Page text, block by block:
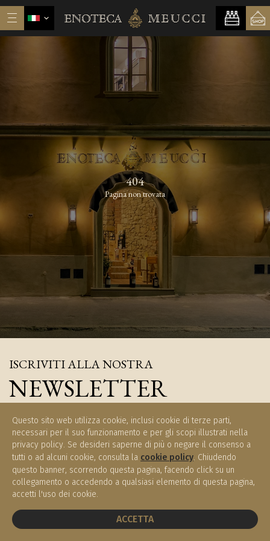
Questo sito web utilizza cookie, inclusi cookie di terze parti,
necessari per il suo funzionamento e per gli scopi illustrati nella
privacy policy. Se desideri saperne di più o negare il consenso a
tutti o ad alcuni cookie, consulta la cookie policy. Chiudendo
questo banner, scorrendo questa pagina, facendo click su un
collegamento o accedendo a qualsiasi elemento di questa pagina,
accetti l'uso dei cookie.
ACCETTA
404
Pagina non trovata
ISCRIVITI ALLA NOSTRA
NEWSLETTER
ISCRIVITI
PRENOTA UN TAVOLO